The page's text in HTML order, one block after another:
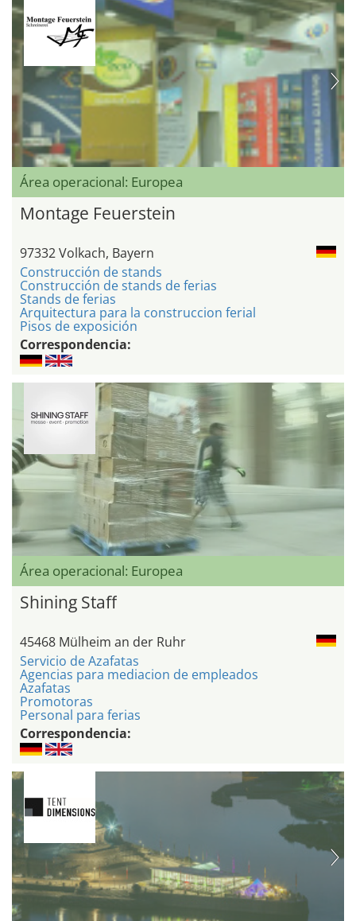
Área operacional: Europea
Montage Feuerstein
97332 Volkach, Bayern
Construcción de stands
Construcción de stands de ferias
Stands de ferias
Arquitectura para la construccion ferial
Pisos de exposición
Correspondencia:
Área operacional: Europea
Shining Staff
45468 Mülheim an der Ruhr
Servicio de Azafatas
Agencias para mediacion de empleados
Azafatas
Promotoras
Personal para ferias
Correspondencia: